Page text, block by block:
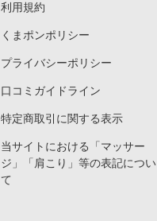
利用規約
くまポンポリシー
プライバシーポリシー
口コミガイドライン
特定商取引に関する表示
当サイトにおける「マッサー
ジ」「肩こり」等の表記につい
て